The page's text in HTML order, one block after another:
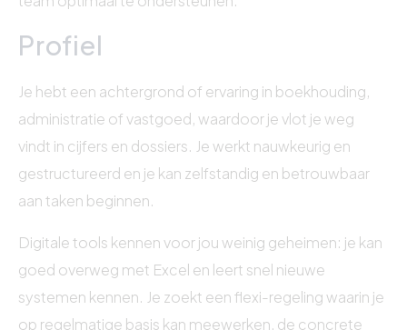
Profiel
Je hebt een achtergrond of ervaring in boekhouding,
administratie of vastgoed, waardoor je vlot je weg
vindt in cijfers en dossiers. Je werkt nauwkeurig en
gestructureerd en je kan zelfstandig en betrouwbaar
aan taken beginnen.
Digitale tools kennen voor jou weinig geheimen: je kan
goed overweg met Excel en leert snel nieuwe
systemen kennen. Je zoekt een flexi-regeling waarin je
op regelmatige basis kan meewerken, de concrete